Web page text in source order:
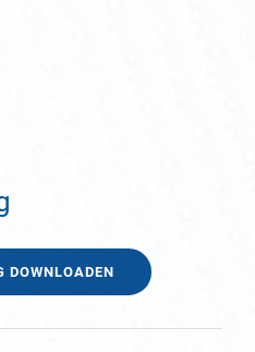
DOWNLOADEN